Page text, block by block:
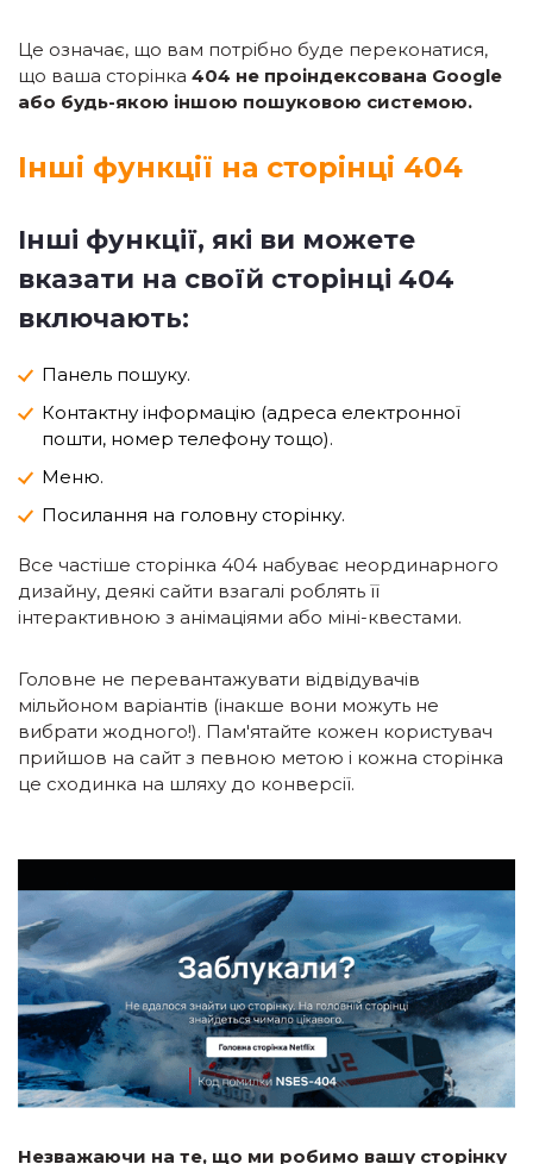
Це означає, що вам потрібно буде переконатися,
що ваша сторінка 404 не проіндексована Google
або будь-якою іншою пошуковою системою.
Інші функції на сторінці 404
Інші функції, які ви можете
вказати на своїй сторінці 404
включають:
Панель пошуку.
Контактну інформацію (адреса електронної
пошти, номер телефону тощо).
Меню.
Посилання на головну сторінку.
Все частіше сторінка 404 набуває неординарного
дизайну, деякі сайти взагалі роблять її
інтерактивною з анімаціями або міні-квестами.
Головне не перевантажувати відвідувачів
мільйоном варіантів (інакше вони можуть не
вибрати жодного!). Пам'ятайте кожен користувач
прийшов на сайт з певною метою і кожна сторінка
це сходинка на шляху до конверсії.
Незважаючи на те, що ми робимо вашу сторінку